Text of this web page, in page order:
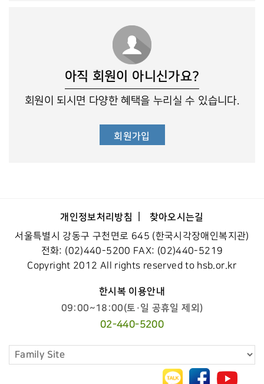
아직 회원이 아니신가요?
회원이 되시면 다양한 혜택을 누리실 수 있습니다.
회원가입
개인정보처리방침 찾아오시는길
서울특별시 강동구 구천면로 645 (한국시각장애인복지관)
전화: (02)440-5200 FAX: (02)440-5219
Copyright 2012 All rights reserved to hsb.or.kr
한시복 이용안내
09:00~18:00(토·일 공휴일 제외)
02-440-5200